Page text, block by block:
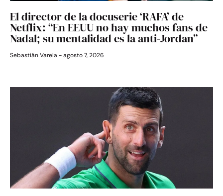
El director de la docuserie ‘RAFA’ de
Netflix: “En EEUU no hay muchos fans de
Nadal; su mentalidad es la anti-Jordan”
Sebastián Varela agosto 7, 2026